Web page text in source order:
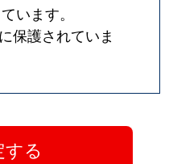
います。
保護されていま